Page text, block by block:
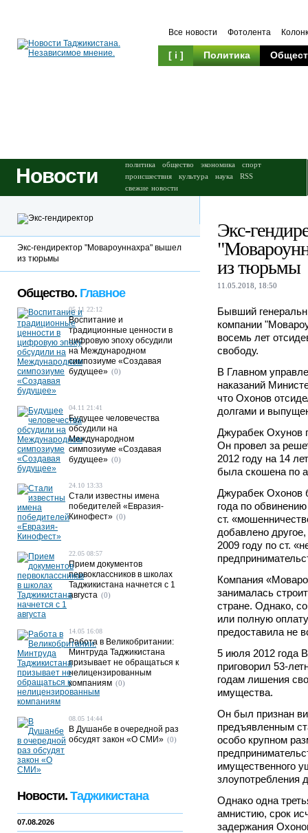
Все новости Фотолента
[ i ] Политика
Новости политика общество экономика
спорт
происшествия
культура наука
RSS
свежие новости
Экс-
из тюрьмы
11.05.2018, 18:50
Бывший
компании
восемь лет
свободу.
В Главном
наказаний
что Охонов
долгами и
Джурабек Охунов
Он провел за
2012 году на 14
была скошена по
Джурабек Охонов
года по
ст.
добавлено
2009 году по ст.
Компания
занималась
стране. Однако,
или полную
предоставила не
5 июля 2012 года
приговорил 53-
годам лишения
имущества.
Он был признан
предъявленным
особо крупном
имущественного
злоупотребления
Однако одна
амнистию, срок
задержания
Экс-гендиректор "Мовароуннахра" вышел
из тюрьмы
Общество. Главное
05.11 22:12
Воспитание и
традиционные ценности в
цифровую эпоху обсудили
на Международном
симпозиуме «Создавая
будущее» (0)
04.11 21:41
Будущее человечества
обсудили на
Международном
симпозиуме «Создавая
будущее» (0)
24.10 13:33
Стали известны имена
победителей «Евразия-
Кинофест» (0)
22.05 08:57
Прием документов
первоклассников в школах
Таджикистана начнется с 1
августа (0)
14.05 16:08
Работа в Великобритании:
Минтруда Таджикистана
призывает не обращаться к
нелицензированным
компаниям (0)
08.05 14:44
В Душанбе в очередной раз
обсудят закон «О СМИ» (0)
Новости. Таджикистана
07.08.2026